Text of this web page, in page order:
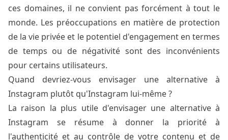
ces domaines, il ne convient pas forcément à tout le
monde. Les préoccupations en matière de protection
de la vie privée et le potentiel d'engagement en termes
de temps ou de négativité sont des inconvénients
pour certains utilisateurs.
Quand devriez-vous envisager une alternative à
Instagram plutôt qu'Instagram lui-même ?
La raison la plus utile d'envisager une alternative à
Instagram se résume à donner la priorité à
l'authenticité et au contrôle de votre contenu et de